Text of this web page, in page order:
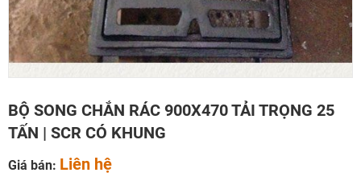
BỘ SONG CHẮN RÁC 900X470 TẢI TRỌNG 25
TẤN | SCR CÓ KHUNG
Giá bán: Liên hệ